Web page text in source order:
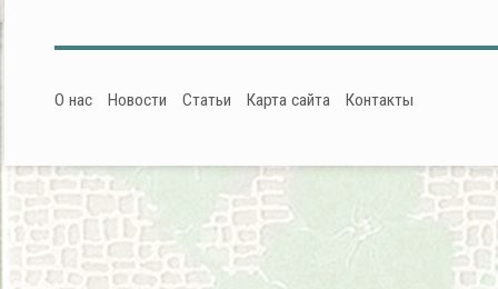
О нас Новости Статьи Карта сайта Контакты